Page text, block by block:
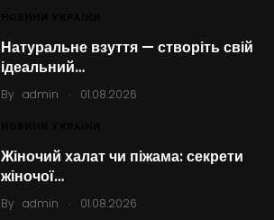
Натуральне взуття — створіть свій
ідеальний…
By admin . 01.08.2026
Жіночий халат чи піжама: секрети
жіночої…
By admin . 01.08.2026